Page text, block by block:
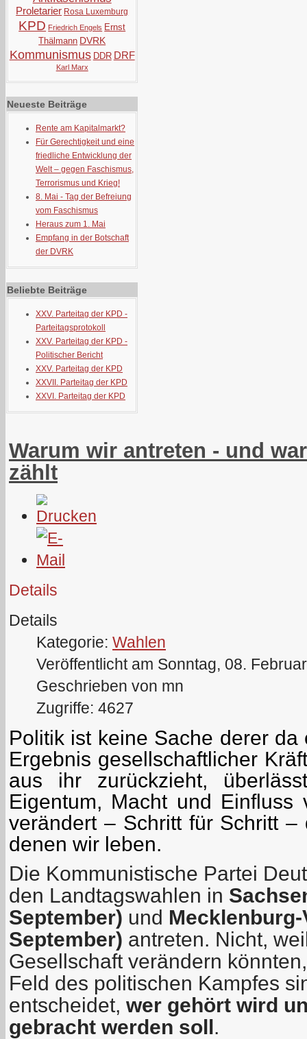
Proletarier Rosa Luxemburg
KPD Friedrich Engels Ernst
Thälmann DVRK
Kommunismus DDR DRF
Karl Marx
Neueste Beiträge
Rente am Kapitalmarkt?
Für Gerechtigkeit und eine
friedliche Entwicklung der
Welt – gegen Faschismus,
Terrorismus und Krieg!
8. Mai - Tag der Befreiung
vom Faschismus
Heraus zum 1. Mai
Empfang in der Botschaft
der DVRK
Beliebte Beiträge
XXV. Parteitag der KPD -
Parteitagsprotokoll
XXV. Parteitag der KPD -
Politischer Bericht
XXV. Parteitag der KPD
XXVII. Parteitag der KPD
XXVI. Parteitag der KPD
Warum wir antreten - und
zählt
Details
Details
Kategorie: Wahlen
Veröffentlicht am Sonntag, 08.
Geschrieben von mn
Zugriffe: 4627
Politik ist keine Sache derer
Ergebnis gesellschaftlicher
aus ihr zurückzieht,
Eigentum, Macht und Einfluss
verändert – Schritt für Schritt
denen wir leben.
Die Kommunistische Partei
den Landtagswahlen in
September) und
September) antreten. Nicht,
Gesellschaft verändern
Feld des politischen Kampfes
entscheidet, wer gehört wird
gebracht werden soll.